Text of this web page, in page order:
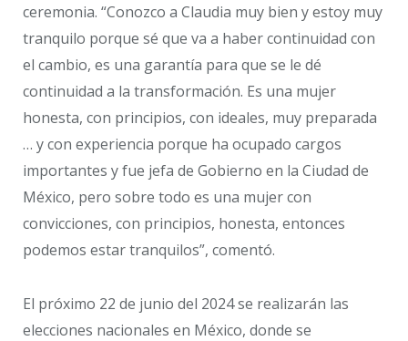
ceremonia. “Conozco a Claudia muy bien y estoy muy
tranquilo porque sé que va a haber continuidad con
el cambio, es una garantía para que se le dé
continuidad a la transformación. Es una mujer
honesta, con principios, con ideales, muy preparada
… y con experiencia porque ha ocupado cargos
importantes y fue jefa de Gobierno en la Ciudad de
México, pero sobre todo es una mujer con
convicciones, con principios, honesta, entonces
podemos estar tranquilos”, comentó.
El próximo 22 de junio del 2024 se realizarán las
elecciones nacionales en México, donde se